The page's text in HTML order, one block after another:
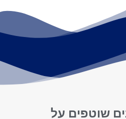
שוטפים על